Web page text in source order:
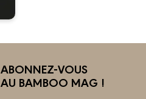
ABONNEZ-VOUS
AU BAMBOO MAG !